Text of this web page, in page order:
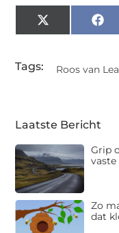
X
(Twitter)
Tags: Roos van
Laatste Bericht
Grip
Zo
dat